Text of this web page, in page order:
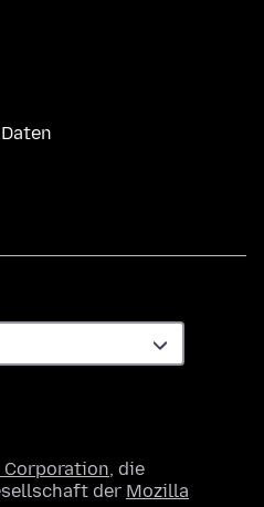
Corporation, die
der Mozilla